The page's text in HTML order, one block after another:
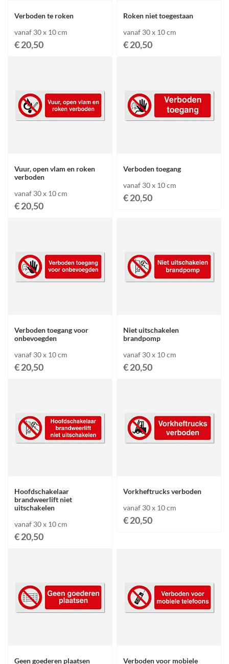
Verboden te roken
vanaf 30 x 10 cm
€ 20,50
Roken niet toegestaan
vanaf 30 x 10 cm
€ 20,50
Vuur, open vlam en roken
verboden
vanaf 30 x 10 cm
€ 20,50
Verboden toegang
vanaf 30 x 10 cm
€ 20,50
Verboden toegang voor
onbevoegden
vanaf 30 x 10 cm
€ 20,50
Niet uitschakelen
brandpomp
vanaf 30 x 10 cm
€ 20,50
Hoofdschakelaar
brandweerlift niet
uitschakelen
vanaf 30 x 10 cm
€ 20,50
Vorkheftrucks verboden
vanaf 30 x 10 cm
€ 20,50
Geen goederen plaatsen
Verboden voor mobiele